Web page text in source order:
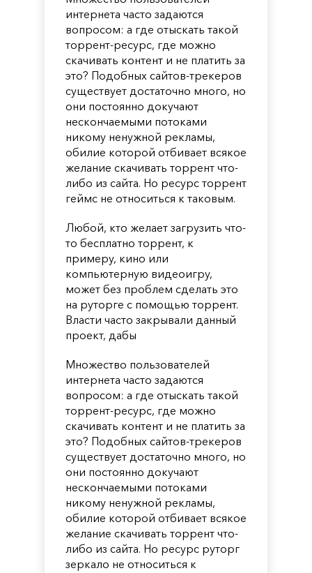
интернета часто задаются
вопросом: а где отыскать такой
торрент-ресурс, где можно
скачивать контент и не платить за
это? Подобных сайтов-трекеров
существует достаточно много, но
они постоянно докучают
нескончаемыми потоками
никому ненужной рекламы,
обилие которой отбивает всякое
желание скачивать торрент что-
либо из сайта. Но ресурс торрент
геймс не относиться к таковым.
Любой, кто желает загрузить что-
то бесплатно торрент, к
примеру, кино или
компьютерную видеоигру,
может без проблем сделать это
на руторге с помощью торрент.
Власти часто закрывали данный
проект, дабы
Множество пользователей
интернета часто задаются
вопросом: а где отыскать такой
торрент-ресурс, где можно
скачивать контент и не платить за
это? Подобных сайтов-трекеров
существует достаточно много, но
они постоянно докучают
нескончаемыми потоками
никому ненужной рекламы,
обилие которой отбивает всякое
желание скачивать торрент что-
либо из сайта. Но ресурс руторг
зеркало не относиться к